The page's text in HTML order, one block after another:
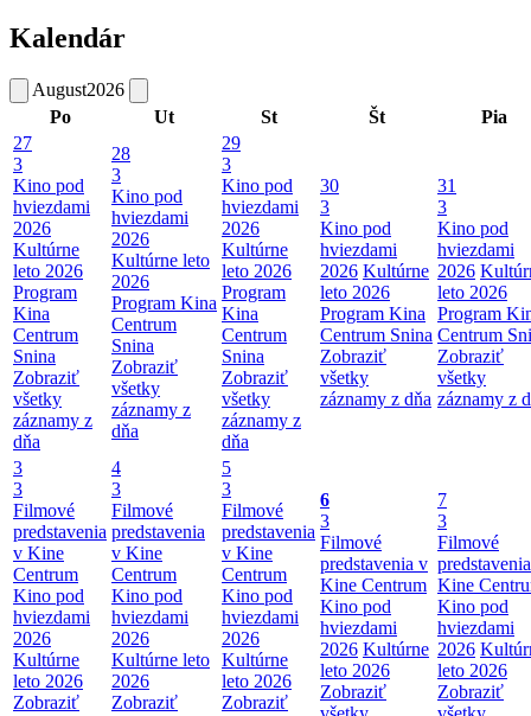
Kalendár
August2026
Po
Ut St Št
Pia
27
3
Kino pod
hviezdami
2026
Kultúrne
leto 2026
Program
Kina
Centrum
Snina
Zobraziť
všetky
záznamy z
dňa
28
3
Kino pod
hviezdami
2026
Kultúrne leto
2026
Program Kina
Centrum
Snina
Zobraziť
všetky
záznamy z
dňa
29
3
Kino pod
hviezdami
2026
Kultúrne
leto 2026
Program
Kina
Centrum
Snina
Zobraziť
všetky
záznamy z
dňa
30
3
Kino pod
hviezdami
2026 Kultúrne
leto 2026
Program Kina
Centrum Snina
Zobraziť
všetky
záznamy z dňa
31
3
Kino pod
hviezdami
2026
leto 2026
Program
Centrum
Zobraziť
všetky
záznamy z
3
3
Filmové
predstavenia
v Kine
Centrum
Kino pod
hviezdami
2026
Kultúrne
leto 2026
Zobraziť
4
3
Filmové
predstavenia
v Kine
Centrum
Kino pod
hviezdami
2026
Kultúrne leto
2026
Zobraziť
5
3
Filmové
predstavenia
v Kine
Centrum
Kino pod
hviezdami
2026
Kultúrne
leto 2026
Zobraziť
6
3
Filmové
predstavenia v
Kine Centrum
Kino pod
hviezdami
2026 Kultúrne
leto 2026
Zobraziť
7
3
Filmové
Kine
Kino pod
hviezdami
2026
leto 2026
Zobraziť